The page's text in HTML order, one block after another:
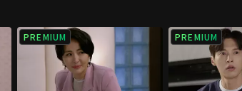
PREMIUM PREMIUM